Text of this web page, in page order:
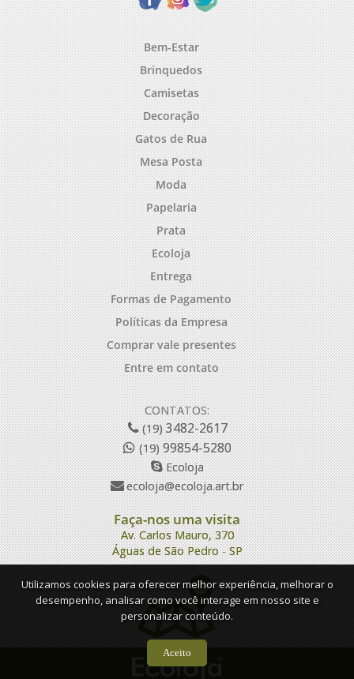
Bem-Estar
Brinquedos
Camisetas
Decoração
Gatos de Rua
Mesa Posta
Moda
Papelaria
Prata
Ecoloja
Entrega
Formas de Pagamento
Políticas da Empresa
Comprar vale presentes
Entre em contato
CONTATOS:
(19)3482-2617
(19)99854-5280
Ecoloja
ecoloja@ecoloja.art.br
Faça-nos uma visita
Av. Carlos Mauro, 370
Águas de São Pedro - SP
Utilizamos cookies para oferecer melhor experiência, melhorar o
desempenho, analisar como você interage em nosso site e
personalizar conteúdo.
Aceito